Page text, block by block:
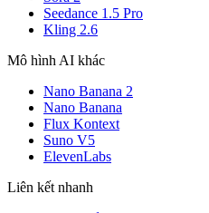
Seedance 1.5 Pro
Kling 2.6
Mô hình AI khác
Nano Banana 2
Nano Banana
Flux Kontext
Suno V5
ElevenLabs
Liên kết nhanh